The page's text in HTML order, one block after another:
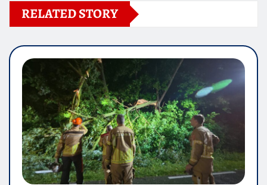
RELATED STORY